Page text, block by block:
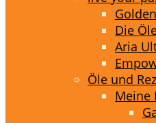
Die
Aria
Öle und
Meine